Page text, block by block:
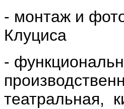
- монтаж и
Клуциса
-
театральная,